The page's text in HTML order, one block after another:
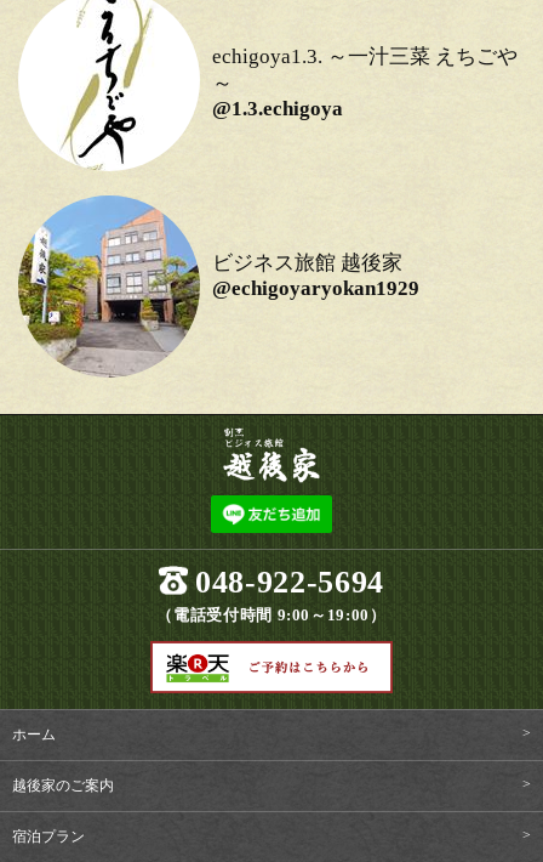
echigoya1.3. ～一汁三菜 えちごや
～
@1.3.echigoya
ビジネス旅館 越後家
@echigoyaryokan1929
048-922-5694
（電話受付時間 9:00～19:00）
ホーム
越後家のご案内
宿泊プラン